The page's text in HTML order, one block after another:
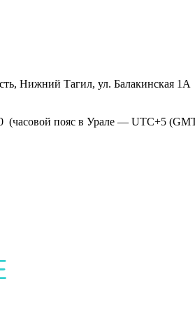
Нижний Тагил, ул. Балакинская 1А
(часовой пояс в Урале — UTC+5